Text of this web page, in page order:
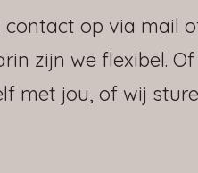
contact op via mail
zijn we flexibel.
met jou, of wij